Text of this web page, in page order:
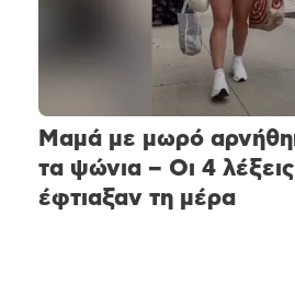
Μαμά με μωρό
τα ψώνια – Οι 4
έφτιαξαν τη μέρα